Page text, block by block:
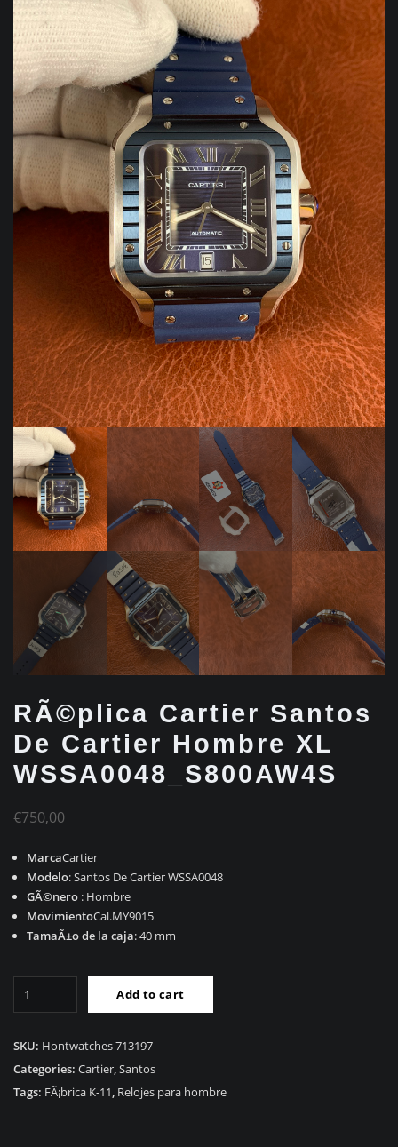
RÃ©plica Cartier Santos
De Cartier Hombre XL
WSSA0048_S800AW4S
€750,00
MarcaCartier
Modelo: Santos De Cartier WSSA0048
GÃ©nero: Hombre
MovimientoCal.MY9015
TamaÃ±o de la caja: 40 mm
De
Cartier
Hombre
Add to cart
SKU: Hontwatches 713197
Categories: Cartier,Santos
Tags: FÃ¡brica K-11, Relojes para hombre